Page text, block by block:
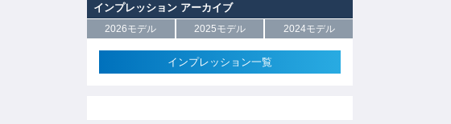
インプレッション アーカイブ
2026モデル 2025モデル 2024モデル
インプレッション一覧